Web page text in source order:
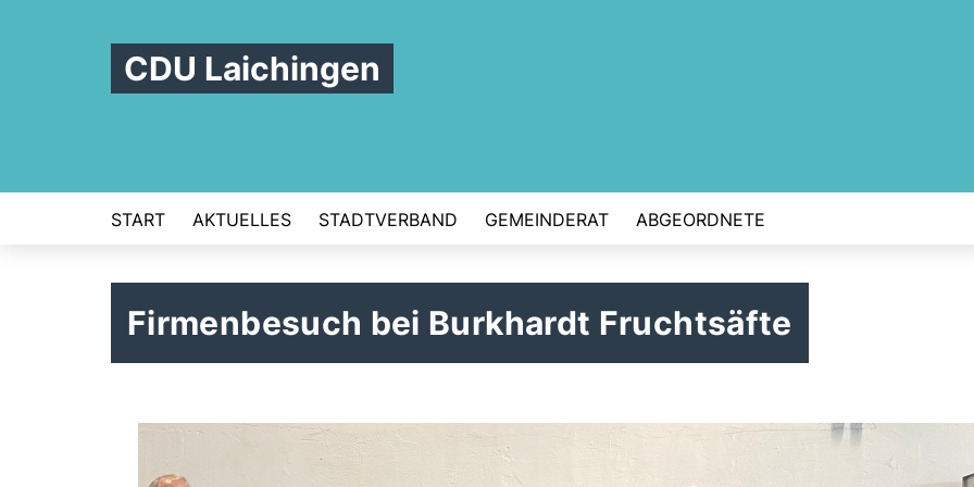
CDU Laichingen
START AKTUELLES STADTVERBAND GEMEINDERAT ABGEORDNETE
Firmenbesuch bei Burkhardt Fruchtsäfte